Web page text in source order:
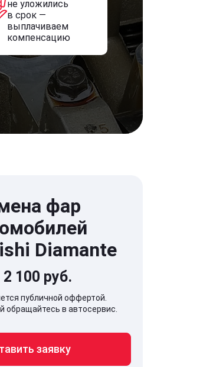
не уложились
в срок —
выплачиваем
компенсацию
обл,
проезд,
фар
Diamante
2 100 руб.
публичной оффертой.
обращайтесь в автосервис.
заявку